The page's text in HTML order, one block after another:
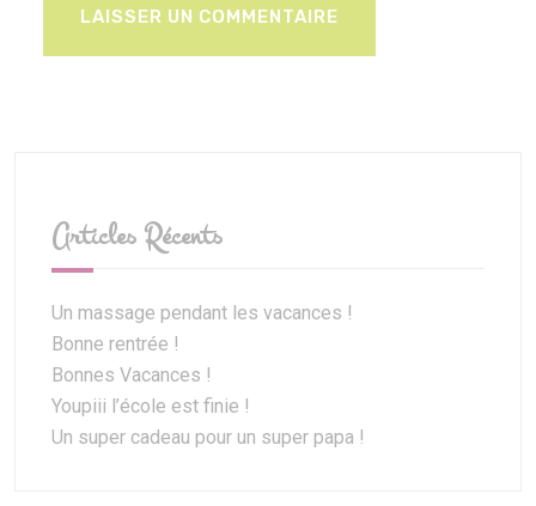
Articles Récents
Un massage pendant les vacances !
Bonne rentrée !
Bonnes Vacances !
Youpiii l’école est finie !
Un super cadeau pour un super papa !